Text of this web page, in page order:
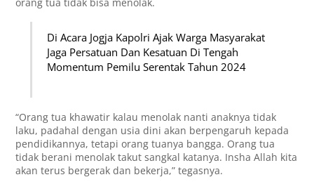
Di Acara Jogja Kapolri Ajak Warga Masyarakat
Jaga Persatuan Dan Kesatuan Di Tengah
Momentum Pemilu Serentak Tahun 2024
“Orang tua khawatir kalau menolak nanti anaknya tidak
laku, padahal dengan usia dini akan berpengaruh kepada
pendidikannya, tetapi orang tuanya bangga. Orang tua
tidak berani menolak takut sangkal katanya. Insha Allah kita
akan terus bergerak dan bekerja,” tegasnya.